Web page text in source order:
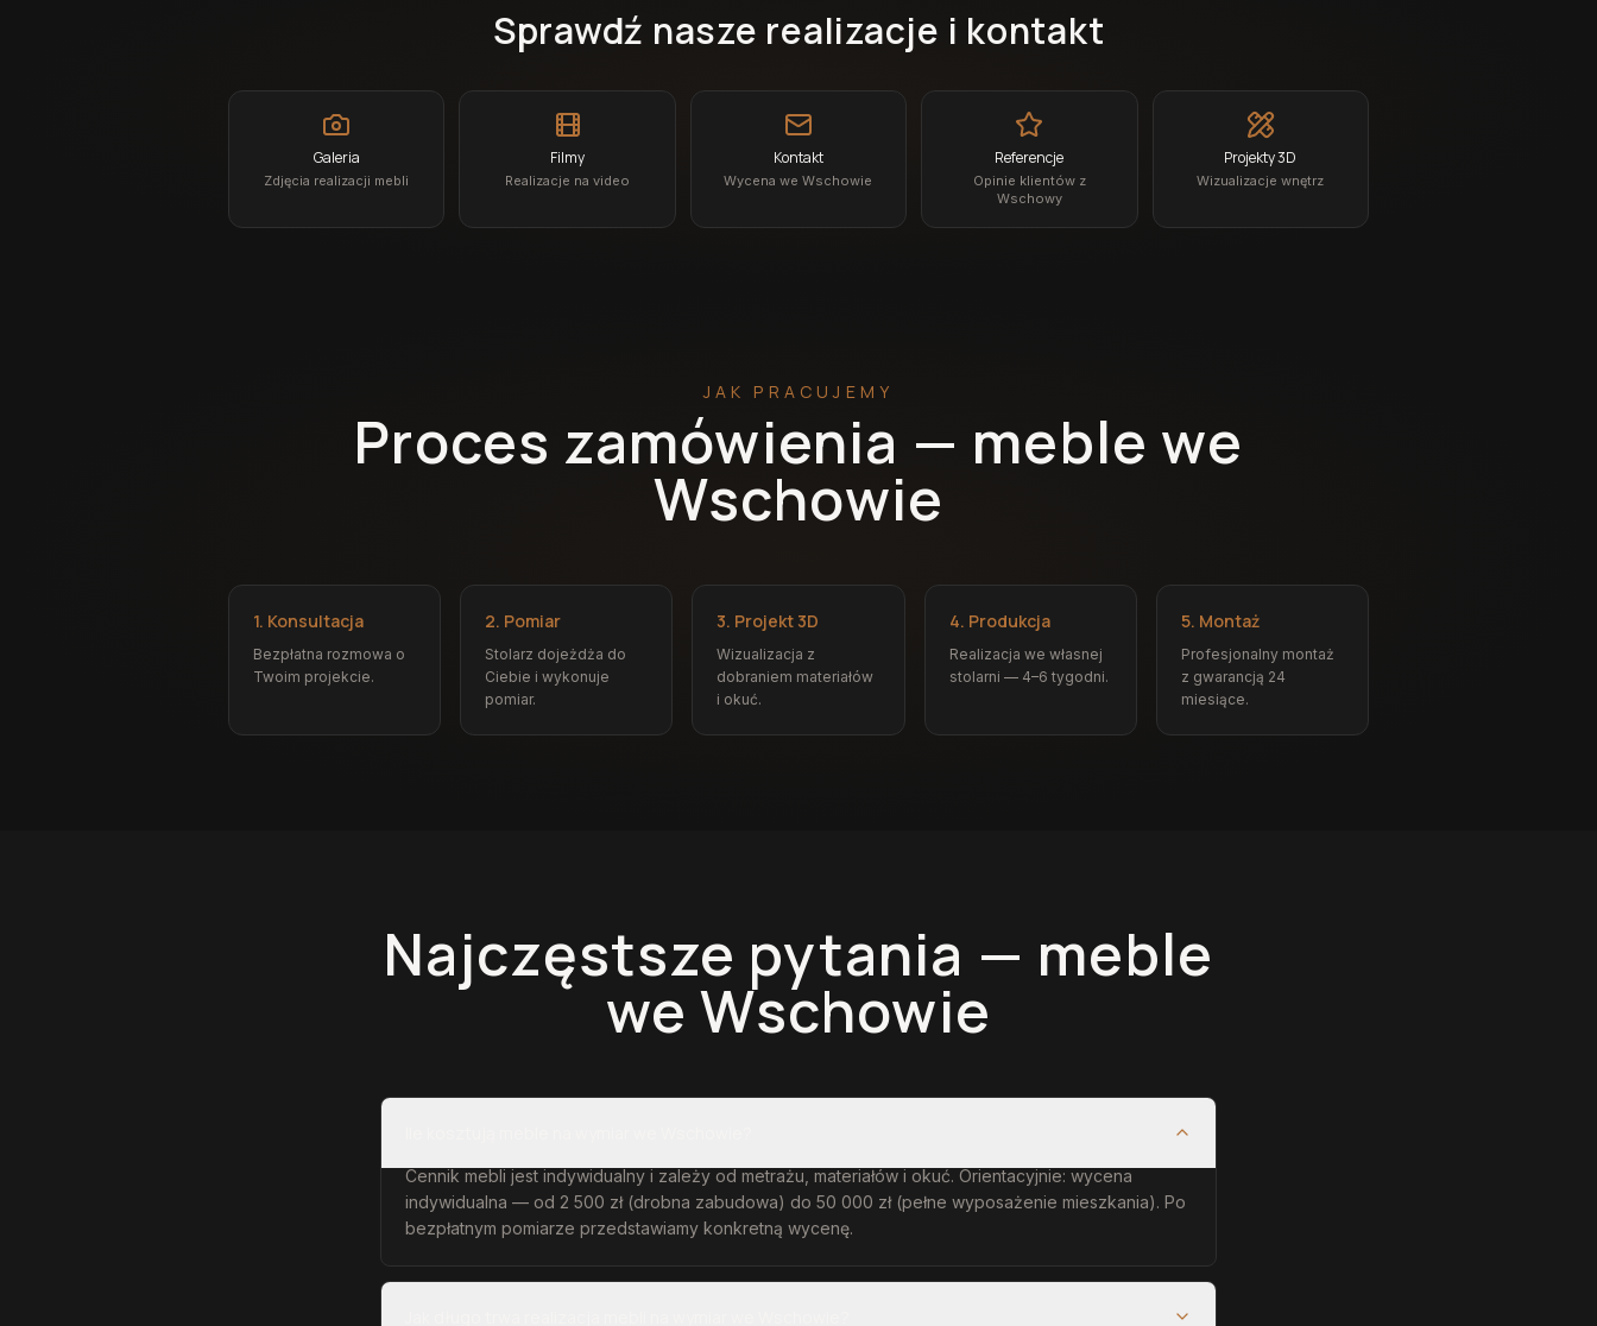
Sprawdź nasze realizacje i kontakt
Galeria
Zdjęcia realizacji mebli
Filmy
Realizacje na video
Kontakt
Wycena we Wschowie
Referencje
Opinie klientów z
Wschowy
Projekty 3D
Wizualizacje wnętrz
JAK PRACUJEMY
Proces zamówienia — meble we
Wschowie
1. Konsultacja
Bezpłatna rozmowa o
Twoim projekcie.
2. Pomiar
Stolarz dojeżdża do
Ciebie i wykonuje
pomiar.
3. Projekt 3D
Wizualizacja z
dobraniem materiałów
i okuć.
4. Produkcja
Realizacja we własnej
stolarni — 4–6 tygodni.
5. Montaż
Profesjonalny montaż
z gwarancją 24
miesiące.
Najczęstsze pytania — meble
we Wschowie
Cennik mebli jest indywidualny i zależy od metrażu, materiałów i okuć. Orientacyjnie: wycena
indywidualna — od 2 500 zł (drobna zabudowa) do 50 000 zł (pełne wyposażenie mieszkania). Po
bezpłatnym pomiarze przedstawiamy konkretną wycenę.